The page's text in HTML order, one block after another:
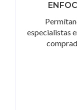
especialistas